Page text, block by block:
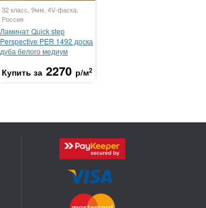
32 класс, 9мм, 4V-фаска,
Россия
Ламинат Quick step
Perspective PER 1492 доска
дуба белого медиум
Купить за 2270 р/м2